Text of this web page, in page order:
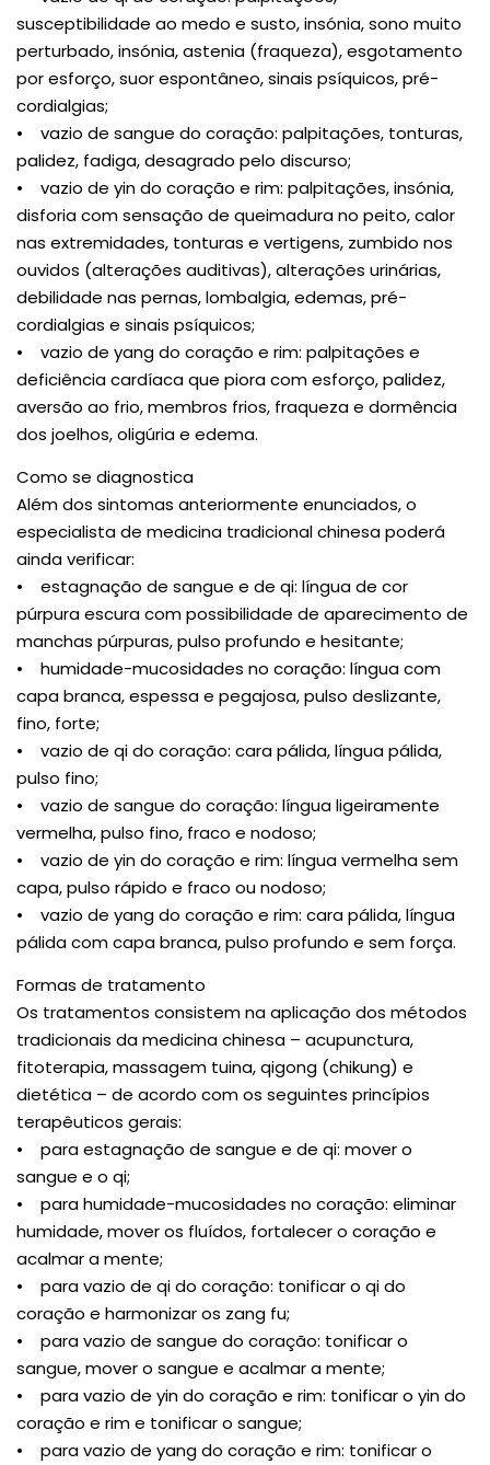
susceptibilidade ao medo e susto, insónia, sono muito
perturbado, insónia, astenia (fraqueza), esgotamento
por esforço, suor espontâneo, sinais psíquicos, pré-
cordialgias;
• vazio de sangue do coração: palpitações, tonturas,
palidez, fadiga, desagrado pelo discurso;
• vazio de yin do coração e rim: palpitações, insónia,
disforia com sensação de queimadura no peito, calor
nas extremidades, tonturas e vertigens, zumbido nos
ouvidos (alterações auditivas), alterações urinárias,
debilidade nas pernas, lombalgia, edemas, pré-
cordialgias e sinais psíquicos;
• vazio de yang do coração e rim: palpitações e
deficiência cardíaca que piora com esforço, palidez,
aversão ao frio, membros frios, fraqueza e dormência
dos joelhos, oligúria e edema.
Como se diagnostica
Além dos sintomas anteriormente enunciados, o
especialista de medicina tradicional chinesa poderá
ainda verificar:
• estagnação de sangue e de qi: língua de cor
púrpura escura com possibilidade de aparecimento de
manchas púrpuras, pulso profundo e hesitante;
• humidade-mucosidades no coração: língua com
capa branca, espessa e pegajosa, pulso deslizante,
fino, forte;
• vazio de qi do coração: cara pálida, língua pálida,
pulso fino;
• vazio de sangue do coração: língua ligeiramente
vermelha, pulso fino, fraco e nodoso;
• vazio de yin do coração e rim: língua vermelha sem
capa, pulso rápido e fraco ou nodoso;
• vazio de yang do coração e rim: cara pálida, língua
pálida com capa branca, pulso profundo e sem força.
Formas de tratamento
Os tratamentos consistem na aplicação dos métodos
tradicionais da medicina chinesa – acupunctura,
fitoterapia, massagem tuina, qigong (chikung) e
dietética – de acordo com os seguintes princípios
terapêuticos gerais:
• para estagnação de sangue e de qi: mover o
sangue e o qi;
• para humidade-mucosidades no coração: eliminar
humidade, mover os fluídos, fortalecer o coração e
acalmar a mente;
• para vazio de qi do coração: tonificar o qi do
coração e harmonizar os zang fu;
• para vazio de sangue do coração: tonificar o
sangue, mover o sangue e acalmar a mente;
• para vazio de yin do coração e rim: tonificar o yin do
coração e rim e tonificar o sangue;
• para vazio de yang do coração e rim: tonificar o